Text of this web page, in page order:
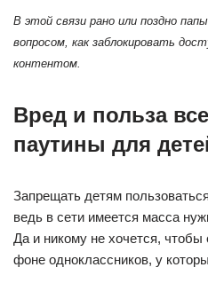
В этой связи рано или поздно
вопросом, как заблокировать
контентом.
Вред и польза
паутины для
Запрещать детям
ведь в сети имеется масса
Да и никому не хочется,
фоне одноклассников, у